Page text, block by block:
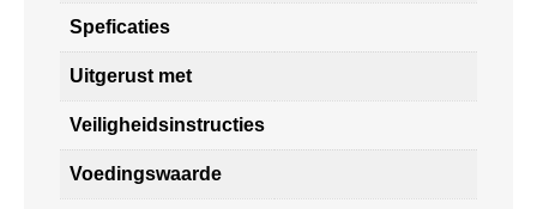
Speficaties
Uitgerust met
Veiligheidsinstructies
Voedingswaarde